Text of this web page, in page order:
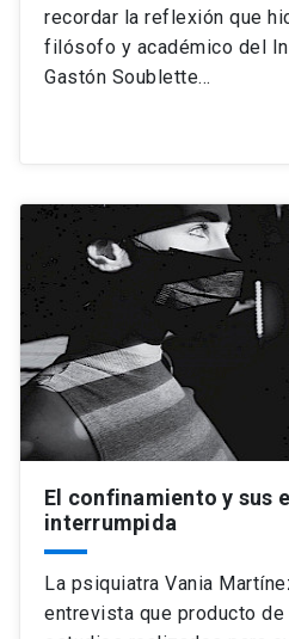
recordar la reflexión que
filósofo y académico del
Gastón Soublette…
El confinamiento y sus
interrumpida
La psiquiatra Vania
entrevista que producto de